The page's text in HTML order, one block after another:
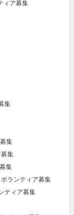
ィア募集
集
集
集
集
ランティア募集
ティア募集